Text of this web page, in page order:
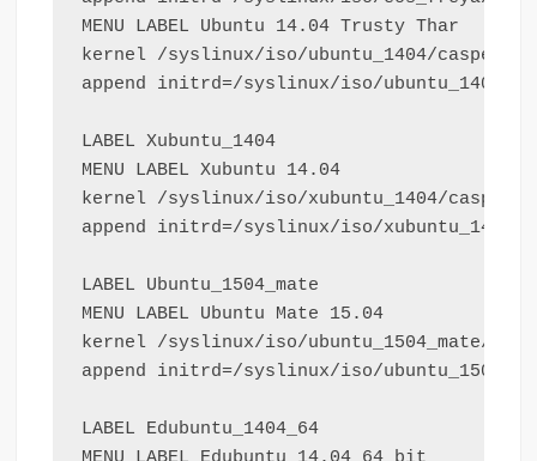
MENU LABEL Ubuntu 14.04 Trusty Thar
kernel /syslinux/iso/ubuntu_1404/casper/
append initrd=/syslinux/iso/ubuntu_1404/
LABEL Xubuntu_1404
MENU LABEL Xubuntu 14.04
kernel /syslinux/iso/xubuntu_1404/casper/
append initrd=/syslinux/iso/
LABEL Ubuntu_1504_mate
MENU LABEL Ubuntu Mate 15.04
kernel /syslinux/iso/ubuntu_1504_mate/
append initrd=/syslinux/iso/
LABEL Edubuntu_1404_64